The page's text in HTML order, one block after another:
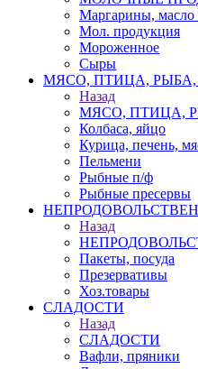
Маргарины, масло
Мол. продукция
Мороженное
Сыры
МЯСО, ПТИЦА,
Назад
МЯСО, ПТИЦА,
Колбаса, яйцо
Курица, печень,
Пельмени
Рыбные п/ф
Рыбные пресервы
Назад
Пакеты, посуда
Презервативы
Хоз.товары
СЛАДОСТИ
Назад
СЛАДОСТИ
Вафли, пряники